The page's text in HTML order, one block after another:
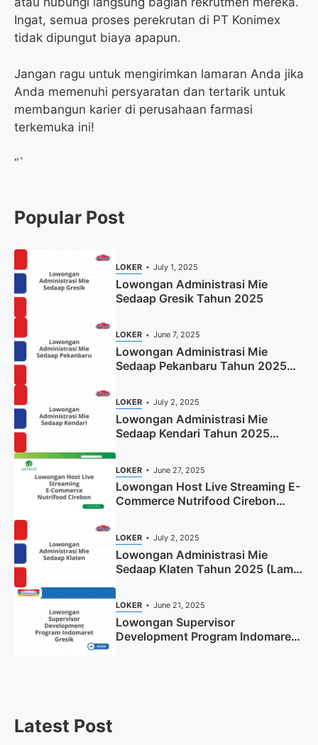
Ingat, semua proses perekrutan di PT Konimex
tidak dipungut biaya apapun.
Jangan ragu untuk mengirimkan lamaran Anda jika
Anda memenuhi persyaratan dan tertarik untuk
membangun karier di perusahaan farmasi
terkemuka ini!
“`
Popular Post
LOKER July 1, 2025
Lowongan Administrasi Mie
Sedaap Gresik Tahun 2025
LOKER June 7, 2025
Lowongan Administrasi Mie
Sedaap Pekanbaru Tahun 2025
LOKER July 2, 2025
Lowongan Administrasi Mie
Sedaap Kendari Tahun 2025
LOKER June 27, 2025
Lowongan Host Live Streaming E-
Commerce Nutrifood Cirebon
LOKER July 2, 2025
Lowongan Administrasi Mie
Sedaap Klaten Tahun 2025 (Lamar
LOKER June 21, 2025
Lowongan Supervisor
Development Program Indomaret
Latest Post